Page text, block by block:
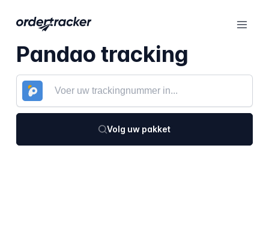
Pandao tracking
Volg uw pakket